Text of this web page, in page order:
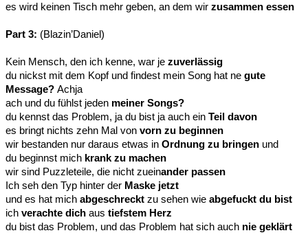
es wird keinen Tisch mehr geben, an dem wir zusammen essen
Part 3: (Blazin’Daniel)
Kein Mensch, den ich kenne, war je zuverlässig
du nickst mit dem Kopf und findest mein Song hat ne gute
Message? Achja
ach und du fühlst jeden meiner Songs?
du kennst das Problem, ja du bist ja auch ein Teil davon
es bringt nichts zehn Mal von vorn zu beginnen
wir bestanden nur daraus etwas in Ordnung zu bringen und
du beginnst mich krank zu machen
wir sind Puzzleteile, die nicht zueinander passen
Ich seh den Typ hinter der Maske jetzt
und es hat mich abgeschreckt zu sehen wie abgefuckt du bist
ich verachte dich aus tiefstem Herz
du bist das Problem, und das Problem hat sich auch nie geklärt